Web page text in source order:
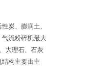
炭、膨润土、
流粉碎机最大
大理石、石灰
构主要由主